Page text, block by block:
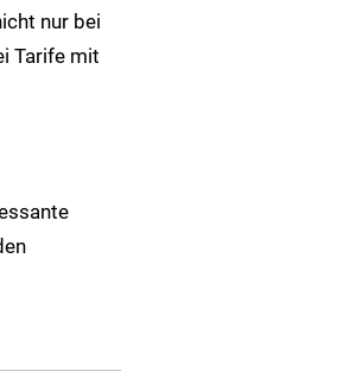
nur bei
Tarife mit